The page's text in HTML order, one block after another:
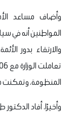
وأضاف مساعد
المواطنين أنه في
والارتقاء بدور
المنظومة، وتمكنت
وأخيرًا، أفاد